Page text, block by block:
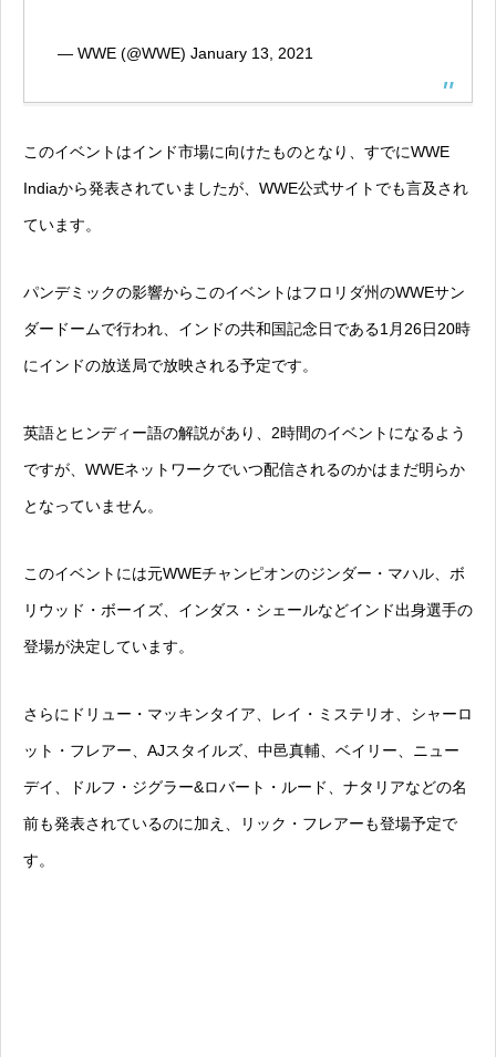
— WWE (@WWE) January 13, 2021
このイベントはインド市場に向けたものとなり、すでにWWE
Indiaから発表されていましたが、WWE公式サイトでも言及され
ています。
パンデミックの影響からこのイベントはフロリダ州のWWEサン
ダードームで行われ、インドの共和国記念日である1月26日20時
にインドの放送局で放映される予定です。
英語とヒンディー語の解説があり、2時間のイベントになるよう
ですが、WWEネットワークでいつ配信されるのかはまだ明らか
となっていません。
このイベントには元WWEチャンピオンのジンダー・マハル、ボ
リウッド・ボーイズ、インダス・シェールなどインド出身選手の
登場が決定しています。
さらにドリュー・マッキンタイア、レイ・ミステリオ、シャーロ
ット・フレアー、AJスタイルズ、中邑真輔、ベイリー、ニュー
デイ、ドルフ・ジグラー&ロバート・ルード、ナタリアなどの名
前も発表されているのに加え、リック・フレアーも登場予定で
す。